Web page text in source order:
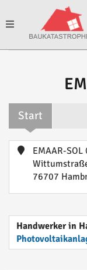
Toggle
Start
EMAAR-SOL
76707
Handwerker in